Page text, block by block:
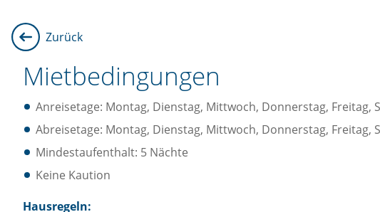
Zurück
Mietbedingungen
Anreisetage: Montag, Dienstag, Mittwoch, Donnerstag, Freitag,
Abreisetage: Montag, Dienstag, Mittwoch, Donnerstag, Freitag,
Mindestaufenthalt: 5 Nächte
Keine Kaution
Hausregeln: